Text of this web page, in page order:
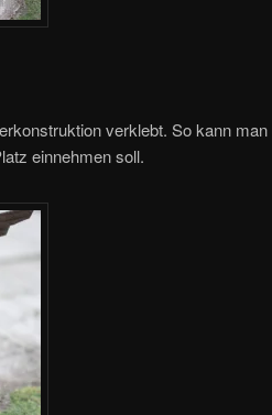
verklebt. So kann
einnehmen soll.